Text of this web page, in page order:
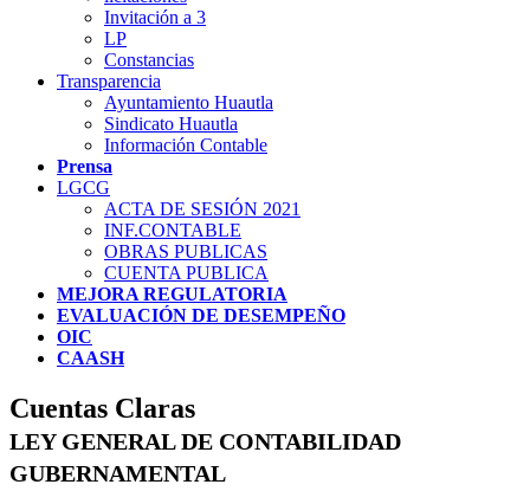
Invitación a 3
LP
Constancias
Transparencia
Ayuntamiento Huautla
Sindicato Huautla
Información Contable
Prensa
LGCG
ACTA DE SESIÓN 2021
INF.CONTABLE
OBRAS PUBLICAS
CUENTA PUBLICA
MEJORA REGULATORIA
EVALUACIÓN DE DESEMPEÑO
OIC
CAASH
Cuentas Claras
LEY GENERAL DE CONTABILIDAD
GUBERNAMENTAL